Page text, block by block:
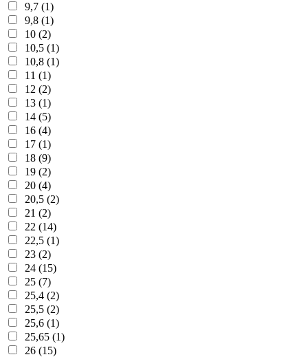
9,7 (1)
9,8 (1)
10 (2)
10,5 (1)
10,8 (1)
11 (1)
12 (2)
13 (1)
14 (5)
16 (4)
17 (1)
18 (9)
19 (2)
20 (4)
20,5 (2)
21 (2)
22 (14)
22,5 (1)
23 (2)
24 (15)
25 (7)
25,4 (2)
25,5 (2)
25,6 (1)
25,65 (1)
26 (15)